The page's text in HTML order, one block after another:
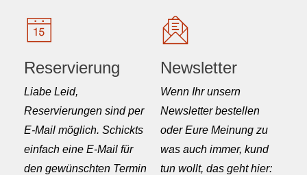
Reservierung
Liabe Leid,
Reservierungen sind per
E-Mail möglich. Schickts
einfach eine E-Mail für
den gewünschten Termin
Newsletter
Wenn Ihr unsern
Newsletter bestellen
oder Eure Meinung zu
was auch immer, kund
tun wollt, das geht hier: